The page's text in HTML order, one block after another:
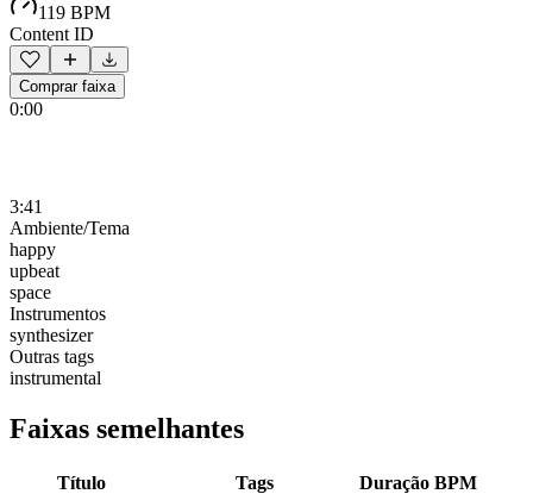
119 BPM
Content ID
Comprar faixa
0:00
3:41
Ambiente/Tema
happy
upbeat
space
Instrumentos
synthesizer
Outras tags
instrumental
Faixas semelhantes
Título Tags Duração BPM